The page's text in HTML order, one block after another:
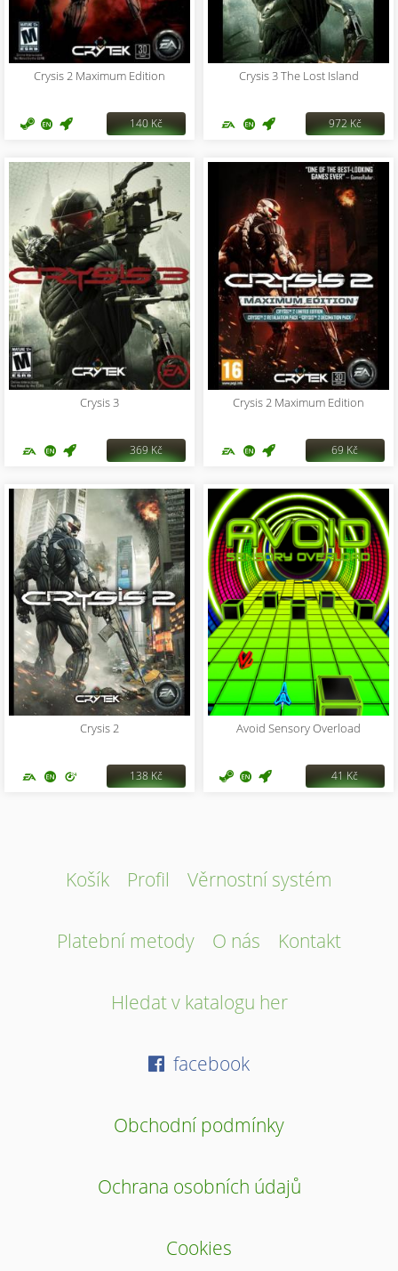
Crysis 2 Maximum Edition
140 Kč
Crysis 3 The Lost Island
972 Kč
Crysis 3
369 Kč
Crysis 2 Maximum Edition
69 Kč
Crysis 2
138 Kč
Avoid Sensory Overload
41 Kč
Košík Profil Věrnostní systém
Platební metody O nás Kontakt
Hledat v katalogu her
facebook
Obchodní podmínky
Ochrana osobních údajů
Cookies